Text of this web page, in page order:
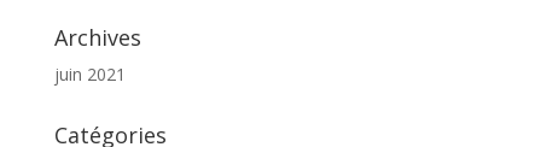
Archives
juin 2021
Catégories